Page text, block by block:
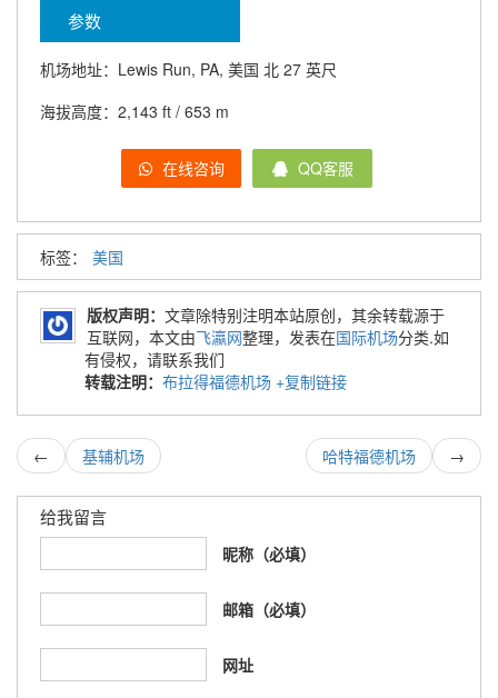
参数
机场地址：Lewis Run, PA, 美国 北 27 英尺
海拔高度：2,143 ft / 653 m
在线咨询 QQ客服
标签： 美国
版权声明： 文章除特别注明本站原创，其余转载源于
互联网，本文由飞瀛网整理，发表在国际机场分类.如
有侵权，请联系我们
转载注明： 布拉得福德机场 +复制链接
← 基辅机场 →
哈特福德机场
给我留言
昵称（必填）
邮箱（必填）
网址